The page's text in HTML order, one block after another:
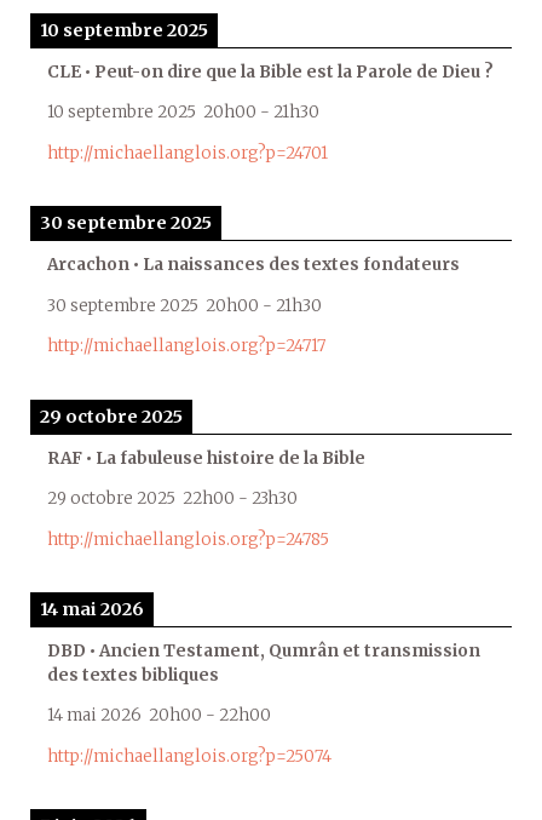
10 septembre 2025
CLE • Peut-on dire que la Bible est la Parole de Dieu ?
10 septembre 2025 20h00 - 21h30
http://michaellanglois.org?p=24701
30 septembre 2025
Arcachon • La naissances des textes fondateurs
30 septembre 2025 20h00 - 21h30
http://michaellanglois.org?p=24717
29 octobre 2025
RAF • La fabuleuse histoire de la Bible
29 octobre 2025 22h00 - 23h30
http://michaellanglois.org?p=24785
14 mai 2026
DBD • Ancien Testament, Qumrân et transmission
des textes bibliques
14 mai 2026 20h00 - 22h00
http://michaellanglois.org?p=25074